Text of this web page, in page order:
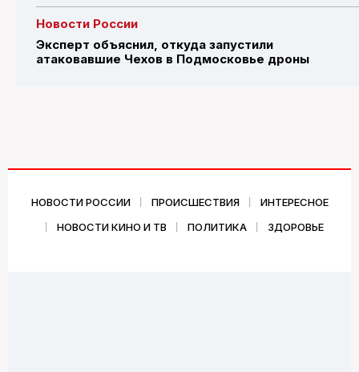
Новости России
Эксперт объяснил, откуда запустили
атаковавшие Чехов в Подмосковье дроны
НОВОСТИ РОССИИ ПРОИСШЕСТВИЯ
ИНТЕРЕСНОЕ
НОВОСТИ КИНО И ТВ
ПОЛИТИКА ЗДОРОВЬЕ